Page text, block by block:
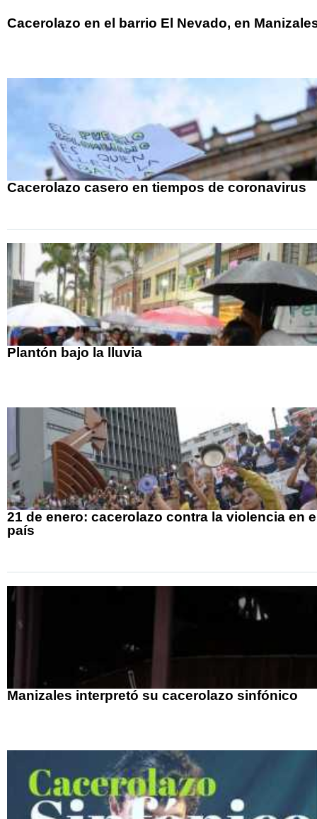
Cacerolazo en el barrio El Nevado, en
Cacerolazo casero en tiempos de coronavirus
Plantón bajo la lluvia
21 de enero: cacerolazo contra la violencia en
país
Manizales interpretó su cacerolazo sinfónico